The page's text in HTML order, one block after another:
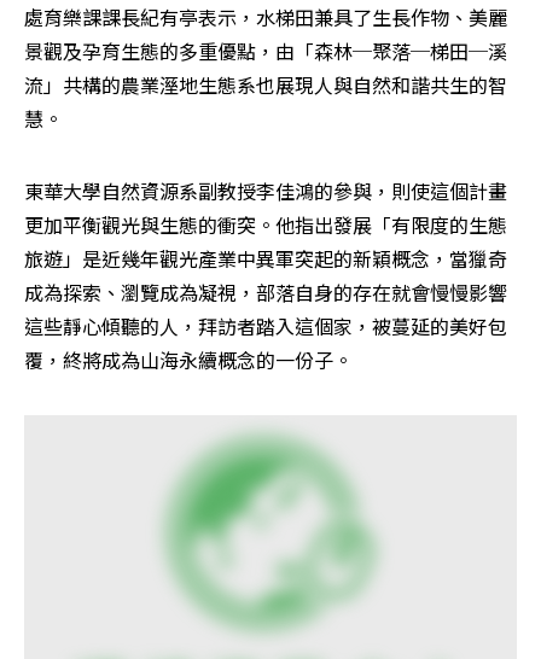
處育樂課課長紀有亭表示，水梯田兼具了生長作物、美麗
景觀及孕育生態的多重優點，由「森林─聚落─梯田─溪
流」共構的農業溼地生態系也展現人與自然和諧共生的智
慧。
東華大學自然資源系副教授李佳鴻的參與，則使這個計畫
更加平衡觀光與生態的衝突。他指出發展「有限度的生態
旅遊」是近幾年觀光產業中異軍突起的新穎概念，當獵奇
成為探索、瀏覽成為凝視，部落自身的存在就會慢慢影響
這些靜心傾聽的人，拜訪者踏入這個家，被蔓延的美好包
覆，終將成為山海永續概念的一份子。